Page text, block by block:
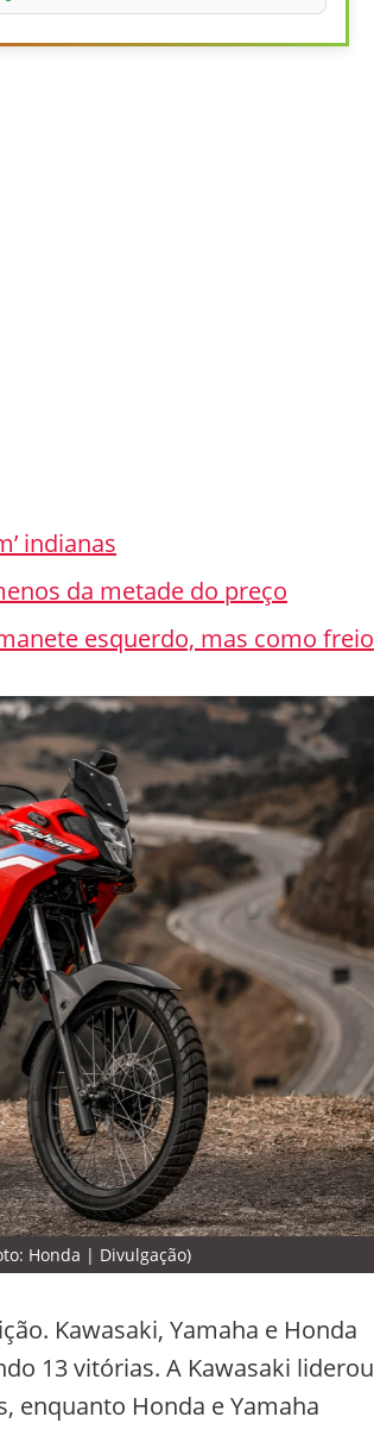
indianas
da metade do preço
esquerdo, mas como freio
Honda | Divulgação)
Kawasaki, Yamaha e Honda
13 vitórias. A Kawasaki liderou
enquanto Honda e Yamaha